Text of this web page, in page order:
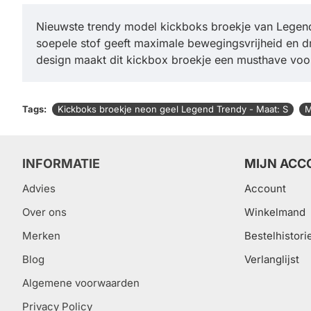
Nieuwste trendy model kickboks broekje van
soepele stof geeft maximale bewegingsvrijheid en
design maakt dit kickbox broekje een musthave
Tags: Kickboks broekje neon geel Legend Trendy - Maat: S
INFORMATIE
Advies
Over ons
Merken
Blog
Algemene voorwaarden
Privacy Policy
MIJN
Account
Winkelmand
Verlanglijst